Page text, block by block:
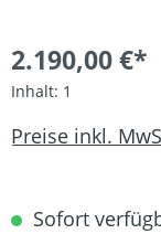
2.190,00 €*
Inhalt: 1
Preise inkl.
Sofort